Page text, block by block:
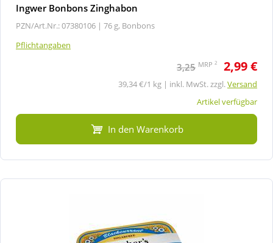
Ingwer Bonbons Zinghabon
PZN/Art.Nr.: 07380106 | 76 g, Bonbons
Pflichtangaben
3,25 MRP 2 2,99 €
39,34 €/1 kg | inkl. MwSt. zzgl.Versand
Artikel verfügbar
In den Warenkorb